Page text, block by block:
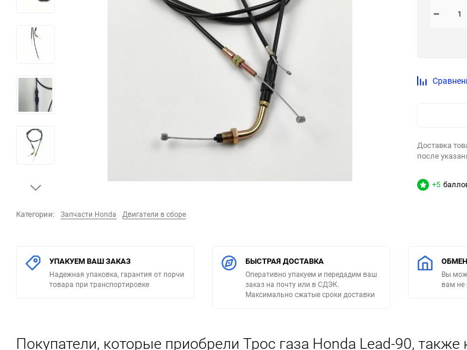
Категории: Запчасти Honda Двигатели в сборе
Доставка
после
+5
УПАКУЕМ ВАШ ЗАКАЗ
Надежная упаковка, гарантия от порчи
товара при транспортировке
БЫСТРАЯ ДОСТАВКА
Оперативно упакуем и передадим ваш
заказ на почту или в СДЭК.
Максимально сжатые сроки доставки
Вы
вам не
Покупатели, которые приобрели Трос газа Honda Lead-90, также